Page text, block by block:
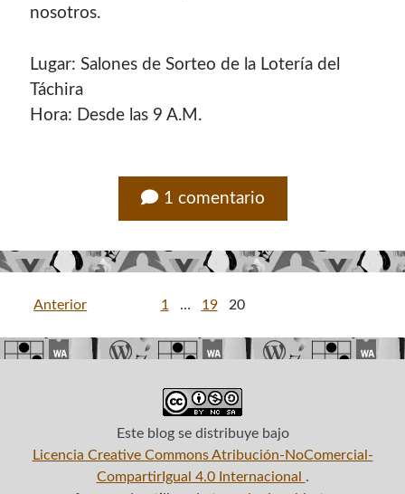
nosotros.
Lugar: Salones de Sorteo de la Loterí­a del
Táchira
Hora: Desde las 9 A.M.
1 comentario
Paginación
de
Anterior 1 … 19 20
Este blogse distribuye bajo
Licencia Creative Commons Atribución-NoComercial-
CompartirIgual 4.0 Internacional .